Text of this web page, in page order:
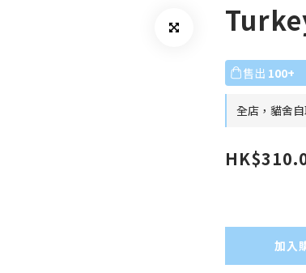
售出 100+
全店，貓舍
加入